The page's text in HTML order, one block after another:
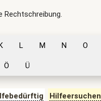
Rechtschreibung.
L M N O
Ö Ü
Hilfeersuchen